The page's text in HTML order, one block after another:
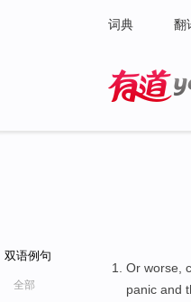
词典 翻
双语例句
全部
Or worse,
panic and